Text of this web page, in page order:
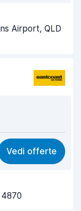
9,1
Airport, QLD
8,6
8,8
Vedi offerte
4870